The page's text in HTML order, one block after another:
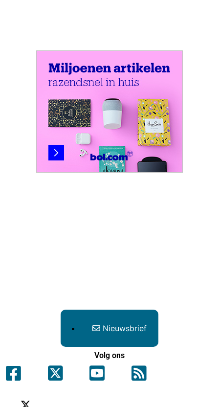
Nieuwsbrief
Volg ons